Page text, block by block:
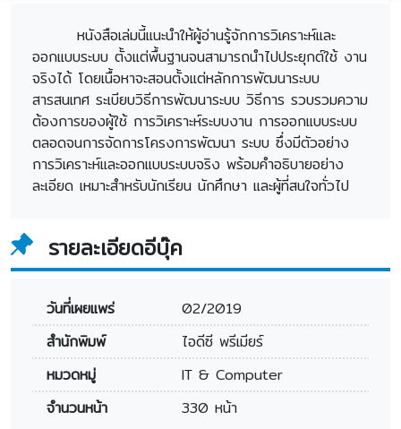
หนังสือเล่มนี้แนะนำให้ผู้อ่านรู้จักการวิเคราะห์และ
ออกแบบระบบ ตั้งแต่พื้นฐานจนสามารถนำไปประยุกต์ใช้ งาน
จริงได้ โดยเนื้อหาจะสอนตั้งแต่หลักการพัฒนาระบบ
สารสนเทศ ระเบียบวิธีการพัฒนาระบบ วิธีการ รวบรวมความ
ต้องการของผู้ใช้ การวิเคราะห์ระบบงาน การออกแบบระบบ
ตลอดจนการจัดการโครงการพัฒนา ระบบ ซึ่งมีตัวอย่าง
การวิเคราะห์และออกแบบระบบจริง พร้อมคำอธิบายอย่าง
ละเอียด เหมาะสำหรับนักเรียน นักศึกษา และผู้ที่สนใจทั่วไป
รายละเอียดอีบุ๊ค
วันที่เผยแพร่
02/2019
สำนักพิมพ์
ไอดีซี พรีเมียร์
หมวดหมู่
IT & Computer
จำนวนหน้า
330 หน้า